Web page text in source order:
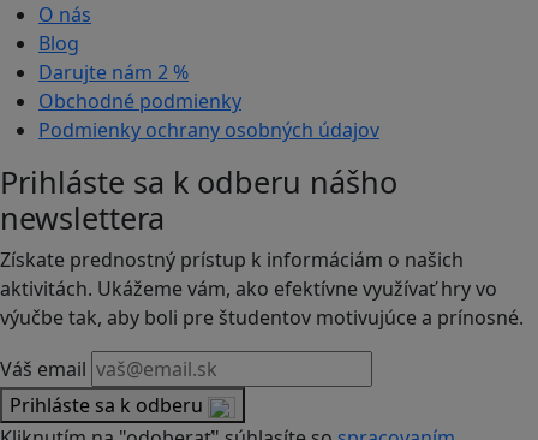
O nás
Blog
Darujte nám 2 %
Obchodné podmienky
Podmienky ochrany osobných údajov
Prihláste sa k odberu nášho
newslettera
Získate prednostný prístup k informáciám o našich
aktivitách. Ukážeme vám, ako efektívne využívať hry vo
výučbe tak, aby boli pre študentov motivujúce a prínosné.
Váš email
Prihláste sa k odberu